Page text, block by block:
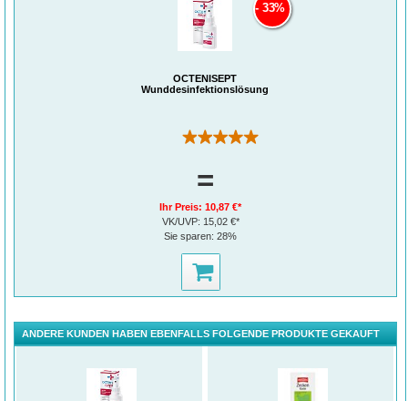
OCTENISEPT
Wunddesinfektionslösung
(17)
33%
=
Ihr Preis:10,87 €*
VK/UVP: 15,02 €*
Sie sparen:28%
ANDERE KUNDEN HABEN EBENFALLS FOLGENDE PRODUKTE GEKAUFT